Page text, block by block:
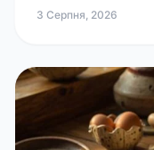
3 Серпня, 2026